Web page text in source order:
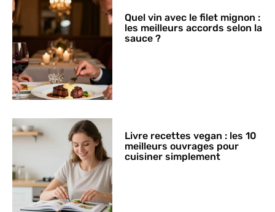
Quel vin avec le filet mignon :
les meilleurs accords selon la
sauce ?
Livre recettes vegan : les 10
meilleurs ouvrages pour
cuisiner simplement